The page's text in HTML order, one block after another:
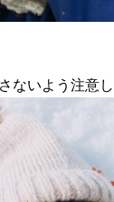
ないよう注意